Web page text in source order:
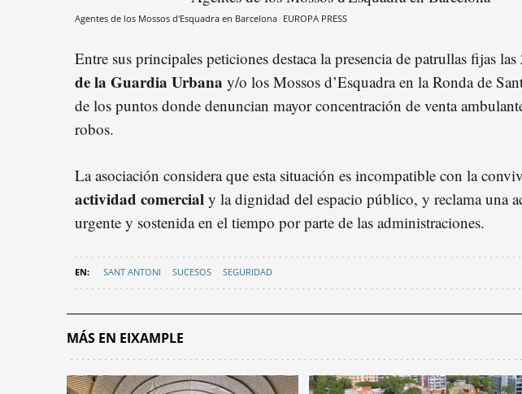
Agentes de los Mossos d'Esquadra en Barcelona EUROPA PRESS
Entre sus principales peticiones destaca la presencia de patrullas fijas las
de la Guardia Urbana y/o los Mossos d’Esquadra en la Ronda de
de los puntos donde denuncian mayor concentración de venta
robos.
La asociación considera que esta situación es incompatible con la
actividad comercial y la dignidad del espacio público, y reclama una
urgente y sostenida en el tiempo por parte de las administraciones.
SANT ANTONI SUCESOS SEGURIDAD
MÁS EN EIXAMPLE